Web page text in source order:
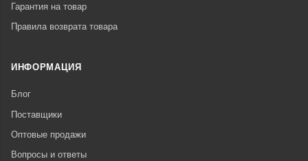
Гарантия на товар
Правила возврата товара
ИНФОРМАЦИЯ
Блог
Поставщики
Оптовые продажи
Вопросы и ответы